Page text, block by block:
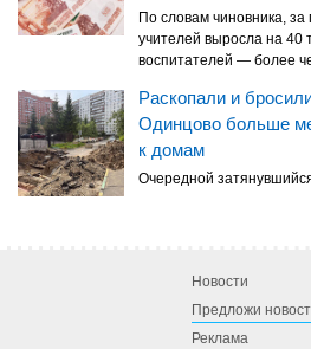
По словам чиновника, за
учителей выросла на 40
воспитателей — более
Раскопали и
Одинцово больше
к домам
Очередной
Новости
Предложи
Реклама